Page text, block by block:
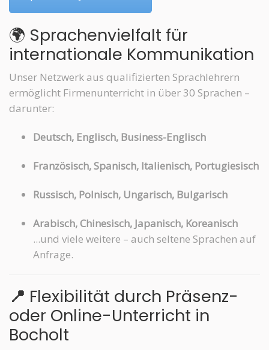
🌍 Sprachenvielfalt für
internationale Kommunikation
Unser Netzwerk aus qualifizierten Sprachlehrern
ermöglicht Firmenunterricht in über 30 Sprachen –
darunter:
Deutsch, Englisch, Business-Englisch
Französisch, Spanisch, Italienisch, Portugiesisch
Russisch, Polnisch, Ungarisch, Bulgarisch
Arabisch, Chinesisch, Japanisch, Koreanisch
...und viele weitere – auch seltene Sprachen auf
Anfrage.
📍 Flexibilität durch Präsenz-
oder Online-Unterricht in
Bocholt